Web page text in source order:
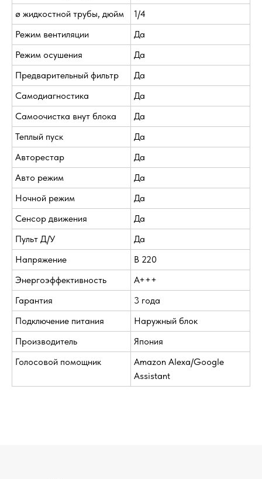
ø жидкостной трубы, дюйм
1/4
Режим вентиляции
Да
Режим осушения
Да
Предварительный фильтр
Да
Самодиагностика
Да
Самоочистка внут блока
Да
Теплый пуск
Да
Авторестар
Да
Авто режим
Да
Ночной режим
Да
Сенсор движения
Да
Пульт Д/У
Да
Напряжение
В 220
Энергоэффективность
A+++
Гарантия
3 года
Подключение питания
Наружный блок
Производитель
Япония
Голосовой помощник
Amazon Alexa/Google
Assistant